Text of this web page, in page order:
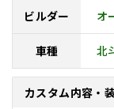
ビルダー オ
車種 北
カスタム内容・